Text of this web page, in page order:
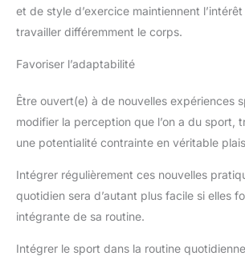
et de style d’exercice maintiennent
travailler différemment le corps.
Favoriser l’adaptabilité
Être ouvert(e) à de nouvelles expériences
modifier la perception que l’on a du sport,
une potentialité contrainte en véritable
Intégrer régulièrement ces nouvelles
quotidien sera d’autant plus facile si elles
intégrante de sa routine.
Intégrer le sport dans la routine